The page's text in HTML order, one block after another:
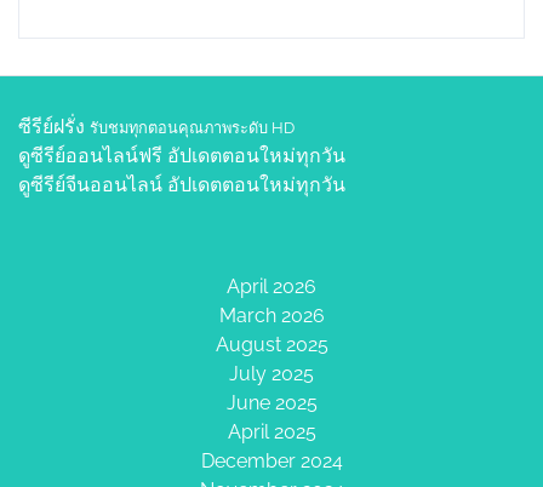
ซีรีย์ฝรั่ง รับชมทุกตอนคุณภาพระดับ HD
ดูซีรีย์ออนไลน์ฟรี อัปเดตตอนใหม่ทุกวัน
ดูซีรีย์จีนออนไลน์ อัปเดตตอนใหม่ทุกวัน
April 2026
March 2026
August 2025
July 2025
June 2025
April 2025
December 2024